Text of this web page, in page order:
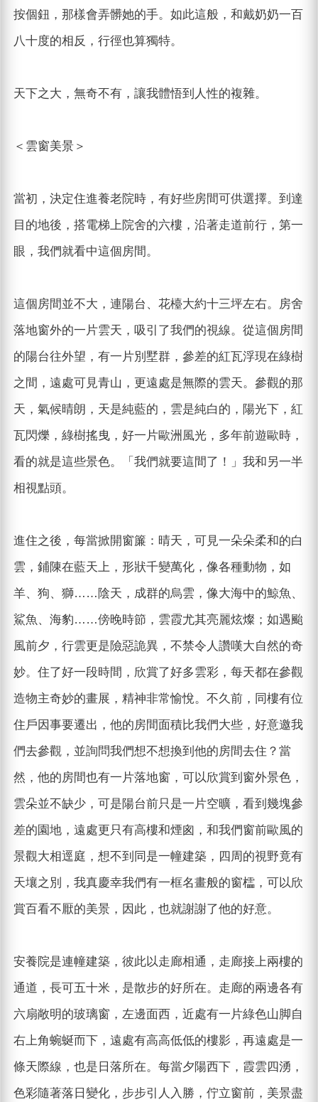
按個鈕，那樣會弄髒她的手。如此這般，和戴奶奶一百
八十度的相反，行徑也算獨特。
天下之大，無奇不有，讓我體悟到人性的複雜。
＜雲窗美景＞
當初，決定住進養老院時，有好些房間可供選擇。到達
目的地後，搭電梯上院舍的六樓，沿著走道前行，第一
眼，我們就看中這個房間。
這個房間並不大，連陽台、花檯大約十三坪左右。房舍
落地窗外的一片雲天，吸引了我們的視線。從這個房間
的陽台往外望，有一片別墅群，參差的紅瓦浮現在綠樹
之間，遠處可見青山，更遠處是無際的雲天。參觀的那
天，氣候晴朗，天是純藍的，雲是純白的，陽光下，紅
瓦閃爍，綠樹搖曳，好一片歐洲風光，多年前遊歐時，
看的就是這些景色。「我們就要這間了！」我和另一半
相視點頭。
進住之後，每當掀開窗簾：晴天，可見一朵朵柔和的白
雲，鋪陳在藍天上，形狀千變萬化，像各種動物，如
羊、狗、獅……陰天，成群的烏雲，像大海中的鯨魚、
鯊魚、海豹……傍晚時節，雲霞尤其亮麗炫燦；如遇颱
風前夕，行雲更是險惡詭異，不禁令人讚嘆大自然的奇
妙。住了好一段時間，欣賞了好多雲彩，每天都在參觀
造物主奇妙的畫展，精神非常愉悅。不久前，同樓有位
住戶因事要遷出，他的房間面積比我們大些，好意邀我
們去參觀，並詢問我們想不想換到他的房間去住？當
然，他的房間也有一片落地窗，可以欣賞到窗外景色，
雲朵並不缺少，可是陽台前只是一片空曠，看到幾塊參
差的園地，遠處更只有高樓和煙囪，和我們窗前歐風的
景觀大相逕庭，想不到同是一幢建築，四周的視野竟有
天壤之別，我真慶幸我們有一框名畫般的窗櫺，可以欣
賞百看不厭的美景，因此，也就謝謝了他的好意。
安養院是連幢建築，彼此以走廊相通，走廊接上兩樓的
通道，長可五十米，是散步的好所在。走廊的兩邊各有
六扇敞明的玻璃窗，左邊面西，近處有一片綠色山脚自
右上角蜿蜒而下，遠處有高高低低的樓影，再遠處是一
條天際線，也是日落所在。每當夕陽西下，霞雲四湧，
色彩隨著落日變化，步步引人入勝，佇立窗前，美景盡